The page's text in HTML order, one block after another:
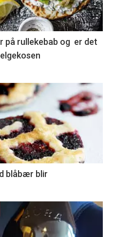
på rullekebab og er det
blåbær blir